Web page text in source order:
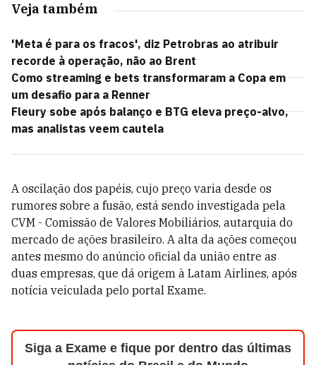
Veja também
'Meta é para os fracos', diz Petrobras ao atribuir
recorde à operação, não ao Brent
Como streaming e bets transformaram a Copa em
um desafio para a Renner
Fleury sobe após balanço e BTG eleva preço-alvo,
mas analistas veem cautela
A oscilação dos papéis, cujo preço varia desde os
rumores sobre a fusão, está sendo investigada pela
CVM - Comissão de Valores Mobiliários, autarquia do
mercado de ações brasileiro. A alta da ações começou
antes mesmo do anúncio oficial da união entre as
duas empresas, que dá origem à Latam Airlines, após
notícia veiculada pelo portal Exame.
Siga a Exame e fique por dentro das últimas